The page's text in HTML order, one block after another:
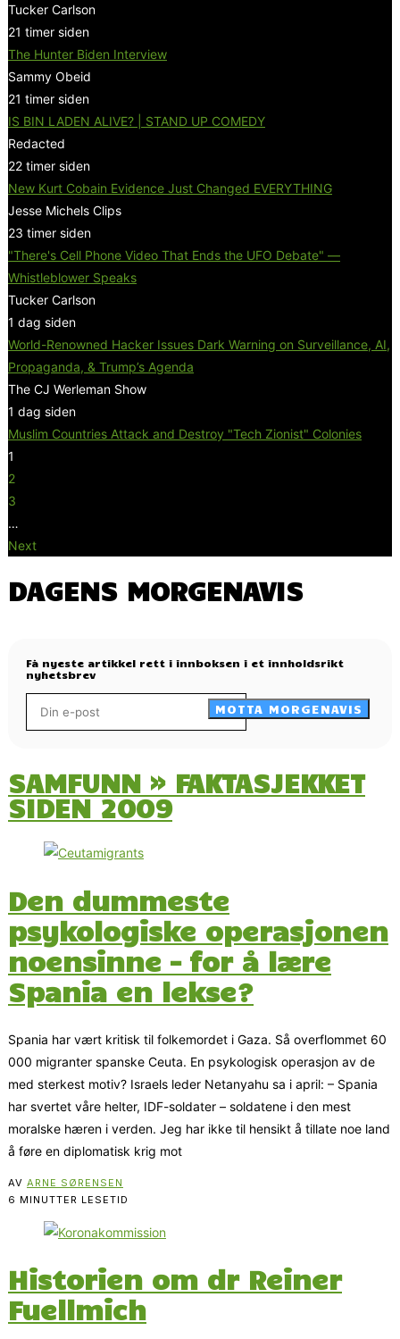
Tucker Carlson
21 timer siden
The Hunter Biden Interview
Sammy Obeid
21 timer siden
IS BIN LADEN ALIVE? | STAND UP COMEDY
Redacted
22 timer siden
New Kurt Cobain Evidence Just Changed EVERYTHING
Jesse Michels Clips
23 timer siden
"There's Cell Phone Video That Ends the UFO Debate" —
Whistleblower Speaks
Tucker Carlson
1 dag siden
World-Renowned Hacker Issues Dark Warning on Surveillance, AI,
Propaganda, & Trump’s Agenda
The CJ Werleman Show
1 dag siden
Muslim Countries Attack and Destroy "Tech Zionist" Colonies
1
2
3
…
Next
DAGENS MORGENAVIS
Få nyeste artikkel rett i innboksen i et innholdsrikt
nyhetsbrev
MOTTA MORGENAVIS
SAMFUNN » FAKTASJEKKET
SIDEN 2009
Den dummeste
psykologiske operasjonen
noensinne – for å lære
Spania en lekse?
Spania har vært kritisk til folkemordet i Gaza. Så overflommet 60
000 migranter spanske Ceuta. En psykologisk operasjon av de
med sterkest motiv? Israels leder Netanyahu sa i april: – Spania
har svertet våre helter, IDF-soldater – soldatene i den mest
moralske hæren i verden. Jeg har ikke til hensikt å tillate noe land
å føre en diplomatisk krig mot
AV ARNE SØRENSEN
6 MINUTTER LESETID
Historien om dr Reiner
Fuellmich